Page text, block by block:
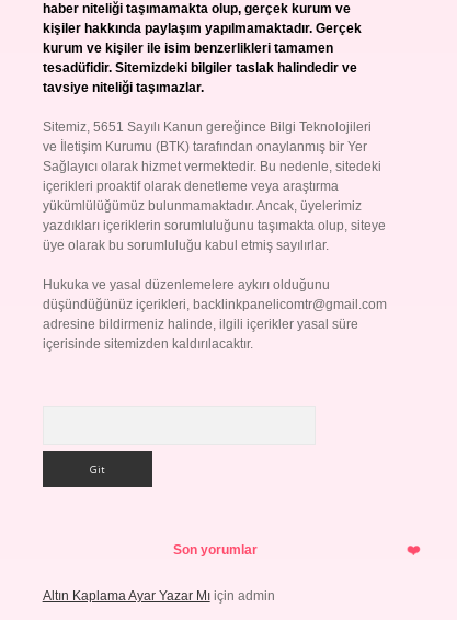
haber niteliği taşımamakta olup, gerçek kurum ve
kişiler hakkında paylaşım yapılmamaktadır. Gerçek
kurum ve kişiler ile isim benzerlikleri tamamen
tesadüfidir. Sitemizdeki bilgiler taslak halindedir ve
tavsiye niteliği taşımazlar.
Sitemiz, 5651 Sayılı Kanun gereğince Bilgi Teknolojileri
ve İletişim Kurumu (BTK) tarafından onaylanmış bir Yer
Sağlayıcı olarak hizmet vermektedir. Bu nedenle, sitedeki
içerikleri proaktif olarak denetleme veya araştırma
yükümlülüğümüz bulunmamaktadır. Ancak, üyelerimiz
yazdıkları içeriklerin sorumluluğunu taşımakta olup, siteye
üye olarak bu sorumluluğu kabul etmiş sayılırlar.
Hukuka ve yasal düzenlemelere aykırı olduğunu
düşündüğünüz içerikleri, backlinkpanelicomtr@gmail.com
adresine bildirmeniz halinde, ilgili içerikler yasal süre
içerisinde sitemizden kaldırılacaktır.
Son yorumlar
Altın Kaplama Ayar Yazar Mıiçin admin